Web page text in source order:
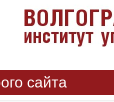
сайта